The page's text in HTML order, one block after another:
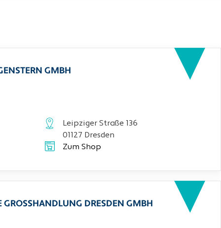
GMBH
Leipziger Straße 136
01127 Dresden
Zum Shop
GROSSHANDLUNG DRESDEN GMBH